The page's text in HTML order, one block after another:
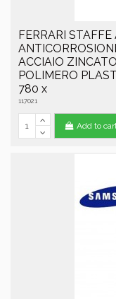
FERRARI STAFFE
ACCIAIO
POLIMERO
780 x
117021
Add to